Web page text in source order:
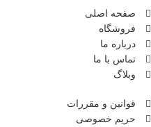
صفحه اصلی
فروشگاه
درباره ما
تماس با ما
وبلاگ
قوانین و مقررات
حریم خصوصی